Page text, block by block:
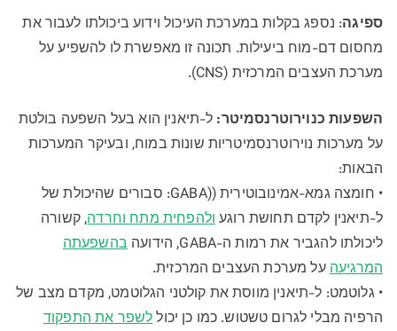
ספיגה: נספג בקלות במערכת העיכול וידוע ביכולתו לעבור את
מחסום דם-מוח ביעילות. תכונה זו מאפשרת לו להשפיע על
מערכת העצבים המרכזית (CNS).
השפעות כנוירוטרנסמיטר: ל-תיאנין הוא בעל השפעה בולטת
על מערכות נוירוטרנסמיטריות שונות במוח, ובעיקר המערכות
הבאות:
• חומצה גמא-אמינובוטירית ((GABA: סבורים שהיכולת של
ל-תיאנין לקדם תחושת רוגעולהפחית מתח וחרדה, קשורה
ליכולתו להגביר את רמות ה-GABA, הידועה
בהשפעתה
המרגיעהעל מערכת העצבים המרכזית.
• גלוטמט: ל-תיאנין מווסת את קולטני הגלוטמט, מקדם מצב של
הרפיה מבלי לגרום טשטוש. כמו כן יכוללשפר את התפקוד